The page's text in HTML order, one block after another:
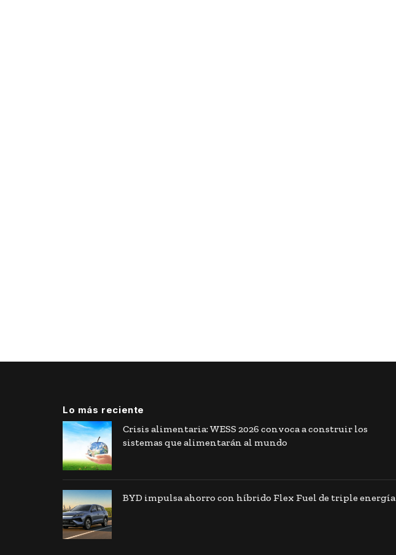
Lo más reciente
Crisis alimentaria: WESS 2026 convoca a construir los
sistemas que alimentarán al mundo
BYD impulsa ahorro con híbrido Flex Fuel de triple energía